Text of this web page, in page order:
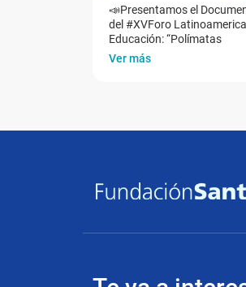
📣Presentamos el
del #XVForo
Educación: “Polímatas
Ver más